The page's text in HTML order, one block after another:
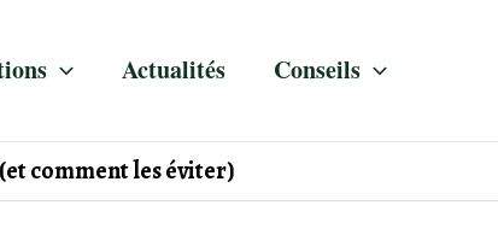
Actualités Conseils
comment les éviter)